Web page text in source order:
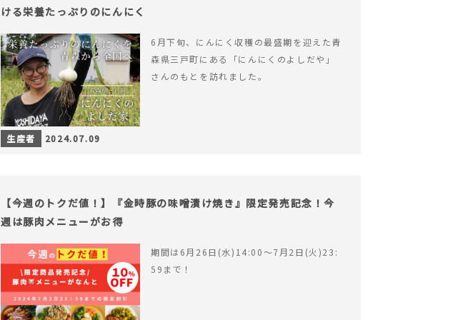
ける栄養たっぷりのにんにく
6月下旬、にんにく収穫の最盛期を迎えた青
森県三戸町にある「にんにくのよしだや」
さんのもとを訪れました。
生産者 2024.07.09
【今週のトクだ値！】『金時豚の味噌漬け焼き』限定発売記念！今
週は豚肉メニューがお得
期間は6月26日(水)14:00〜7月2日(火)23:
59まで！